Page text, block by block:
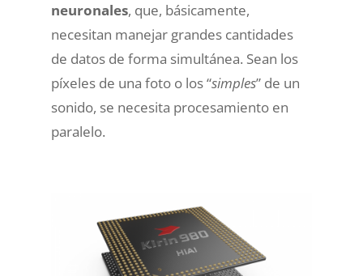
neuronales, que, básicamente,
necesitan manejar grandes cantidades
de datos de forma simultánea. Sean los
píxeles de una foto o los “simples” de un
sonido, se necesita procesamiento en
paralelo.